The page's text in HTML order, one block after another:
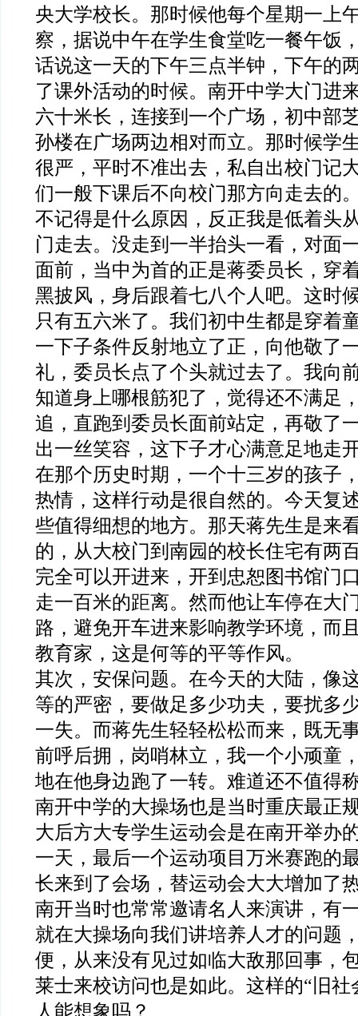
央大学校长。那时候他每个星期一上
察，据说中午在学生食堂吃一餐午饭
话说这一天的下午三点半钟，下午的
了课外活动的时候。南开中学大门进
六十米长，连接到一个广场，初中部
孙楼在广场两边相对而立。那时候学
很严，平时不准出去，私自出校门记
们一般下课后不向校门那方向走去的
不记得是什么原因，反正我是低着头
门走去。没走到一半抬头一看，对面
面前，当中为首的正是蒋委员长，穿
黑披风，身后跟着七八个人吧。这时
只有五六米了。我们初中生都是穿着
一下子条件反射地立了正，向他敬了
礼，委员长点了个头就过去了。我向
知道身上哪根筋犯了，觉得还不满足
追，直跑到委员长面前站定，再敬了
出一丝笑容，这下子才心满意足地走
在那个历史时期，一个十三岁的孩子
热情，这样行动是很自然的。今天复
些值得细想的地方。那天蒋先生是来
的，从大校门到南园的校长住宅有两
完全可以开进来，开到忠恕图书馆门
走一百米的距离。然而他让车停在大
路，避免开车进来影响教学环境，而
教育家，这是何等的平等作风。
其次，安保问题。在今天的大陆，像
等的严密，要做足多少功夫，要扰多
一失。而蒋先生轻轻松松而来，既无
前呼后拥，岗哨林立，我一个小顽童
地在他身边跑了一转。难道还不值得
南开中学的大操场也是当时重庆最正
大后方大专学生运动会是在南开举办
一天，最后一个运动项目万米赛跑的
长来到了会场，替运动会大大增加了
南开当时也常常邀请名人来演讲，有
就在大操场向我们讲培养人才的问题
便，从来没有见过如临大敌那回事，
莱士来校访问也是如此。这样的“旧社
人能想象吗？